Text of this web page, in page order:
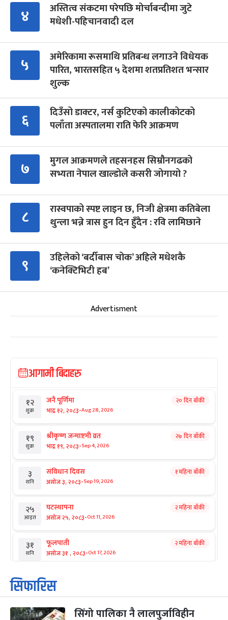
४
अस्तित्व संकटमा परेपछि मोर्चाबन्दीमा जुटे
मधेशी-पहिचानवादी दल
५
अमेरिकामा रूसमाथि प्रतिबन्ध लगाउने विधेयक
पारित, भारतसहित ५ देशमा शतप्रतिशत भन्सार
शुल्क
६
दिउँसो डाक्टर, नर्स कुटिएको कालीकोटको
पलाँता अस्पतालमा राति फेरि आक्रमण
७
मुगल आक्रमणले तहसनहस सिम्रौनगढको
सभ्यता नेपाल खाल्डोले कसरी जोगायो ?
८
रास्वपाको स्पष्ट लाइन छ, निजी क्षेत्रमा कतिबेला
थुन्ला भन्ने त्रास हुन दिन हुँदैन : रवि लामिछाने
९
उहिलेको ‘बर्दीबास चोक’ अहिले मधेशकै
‘कनेक्टिभिटी हब’
Advertisment
आगामी बिदाहरु
१२
शुक्र
जनै पूर्णिमा
भाद्र १२, २०८३-Aug 28, 2026
२० दिन बाँकी
१९
शुक्र
श्रीकृष्ण जन्माष्टमी व्रत
भाद्र १९, २०८३-Sep 4, 2026
२७ दिन बाँकी
३
शनि
संविधान दिवस
असोज ३, २०८३-Sep 19, 2026
१ महिना बाँकी
२५
आइत
घटस्थापना
असोज २५, २०८३-Oct 11, 2026
२ महिना बाँकी
३१
शनि
फूलपाती
असोज ३१ , २०८३-Oct 17, 2026
२ महिना बाँकी
१
आइत
कार्तिक सङ्क्रान्ति
कार्तिक १, २०८३
३ महानवमी २ महिना बाँकी
सिफारिस
सिंगो पालिका नै लालपुर्जाविहीन